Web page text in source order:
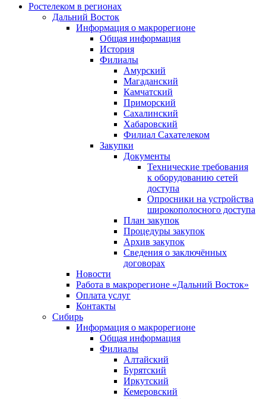
Ростелеком в регионах
Дальний Восток
Информация о макрорегионе
Общая информация
История
Филиалы
Амурский
Магаданский
Камчатский
Приморский
Сахалинский
Хабаровский
Филиал Сахателеком
Закупки
Документы
Технические требования
к оборудованию сетей
доступа
Опросники на устройства
широкополосного доступа
План закупок
Процедуры закупок
Архив закупок
Сведения о заключённых
договорах
Новости
Работа в макрорегионе «Дальний Восток»
Оплата услуг
Контакты
Сибирь
Информация о макрорегионе
Общая информация
Филиалы
Алтайский
Бурятский
Иркутский
Кемеровский